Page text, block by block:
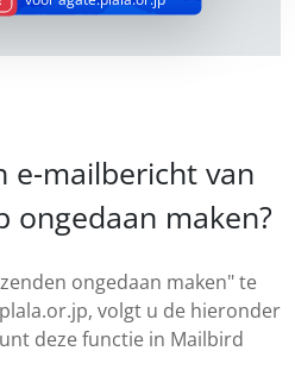
e-mailbericht van
ongedaan maken?
ongedaan maken" te
volgt u de hieronder
deze functie in Mailbird